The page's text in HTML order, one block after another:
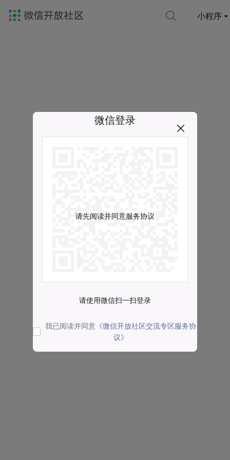
小程序
微信登录
请先阅读并同意服务协议
请使用微信扫一扫登录
我已阅读并同意 《微信开放社区交流专区服务协
议》